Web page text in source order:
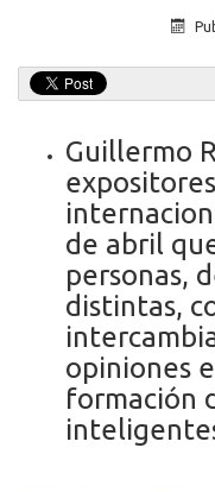
Guillermo
de abril
personas,
distintas,
opiniones
formación